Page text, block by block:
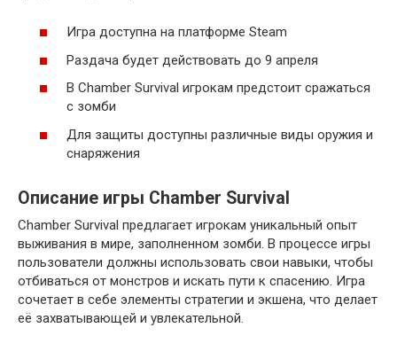
Игра доступна на платформе Steam
Раздача будет действовать до 9 апреля
В Chamber Survival игрокам предстоит сражаться
с зомби
Для защиты доступны различные виды оружия и
снаряжения
Описание игры Chamber Survival
Chamber Survival предлагает игрокам уникальный опыт
выживания в мире, заполненном зомби. В процессе игры
пользователи должны использовать свои навыки, чтобы
отбиваться от монстров и искать пути к спасению. Игра
сочетает в себе элементы стратегии и экшена, что делает
её захватывающей и увлекательной.